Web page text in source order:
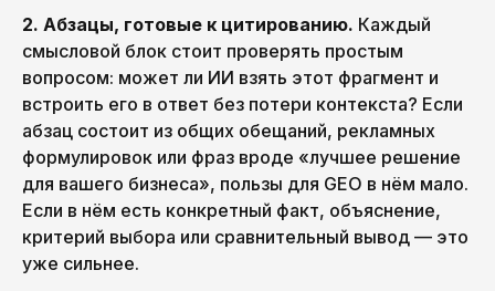
2. Абзацы, готовые к цитированию. Каждый
смысловой блок стоит проверять простым
вопросом: может ли ИИ взять этот фрагмент и
встроить его в ответ без потери контекста? Если
абзац состоит из общих обещаний, рекламных
формулировок или фраз вроде «лучшее решение
для вашего бизнеса», пользы для GEO в нём мало.
Если в нём есть конкретный факт, объяснение,
критерий выбора или сравнительный вывод — это
уже сильнее.